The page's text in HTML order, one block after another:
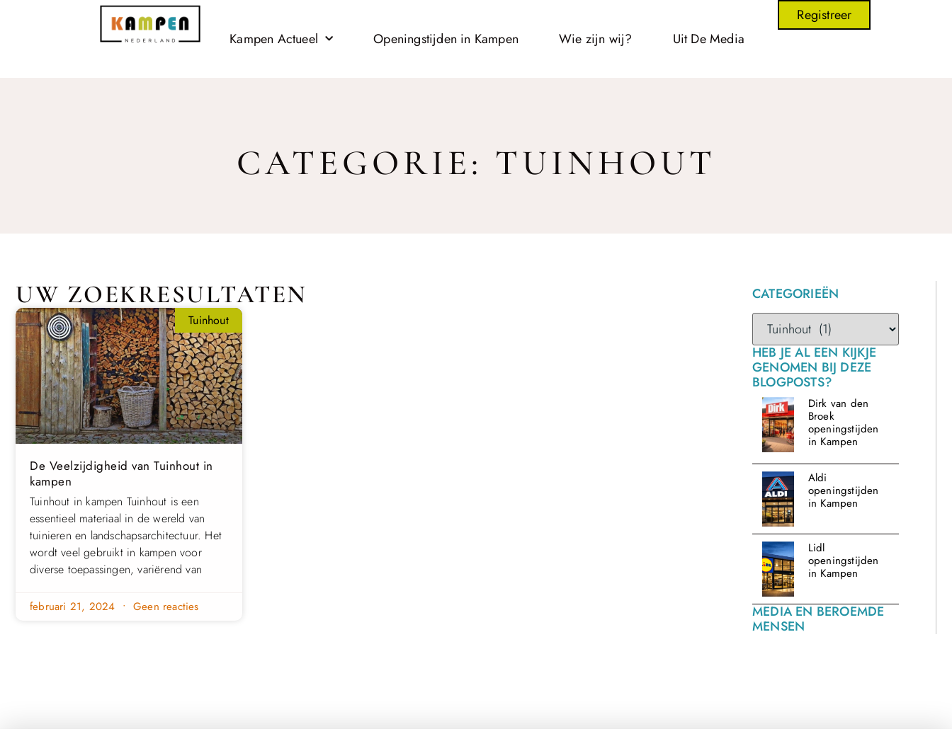
Kampen Actueel Openingstijden in Kampen Wie zijn wij? Uit De Media
Registreer
CATEGORIE: TUINHOUT
UW ZOEKRESULTATEN
Tuinhout
De Veelzijdigheid van Tuinhout in
kampen
Tuinhout in kampen Tuinhout is een
essentieel materiaal in de wereld van
tuinieren en landschapsarchitectuur. Het
wordt veel gebruikt in kampen voor
diverse toepassingen, variërend van
februari 21, 2024 Geen reacties
CATEGORIEËN
HEB JE AL EEN KIJKJE
GENOMEN BIJ DEZE
BLOGPOSTS?
Dirk van den
Broek
openingstijden
in Kampen
Aldi
openingstijden
in Kampen
Lidl
openingstijden
in Kampen
MEDIA EN BEROEMDE
MENSEN